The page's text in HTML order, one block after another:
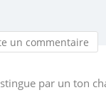
un commentaire
par un ton